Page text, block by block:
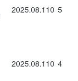
2025.08.110 5
2025.08.110 4